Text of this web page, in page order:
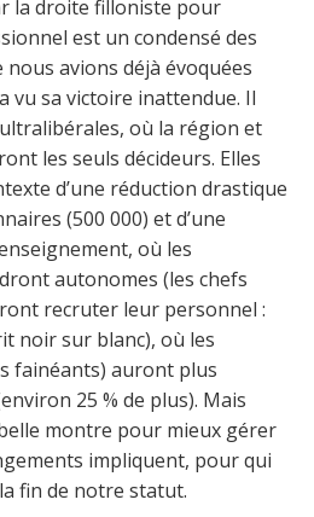
la droite filloniste pour
est un condensé des
avions déjà évoquées
vu sa victoire inattendue. Il
où la région et
les seuls décideurs. Elles
d’une réduction drastique
(500 000) et d’une
où les
autonomes (les chefs
recruter leur personnel :
noir sur blanc), où les
fainéants) auront plus
25 % de plus). Mais
montre pour mieux gérer
impliquent, pour qui
fin de notre statut.